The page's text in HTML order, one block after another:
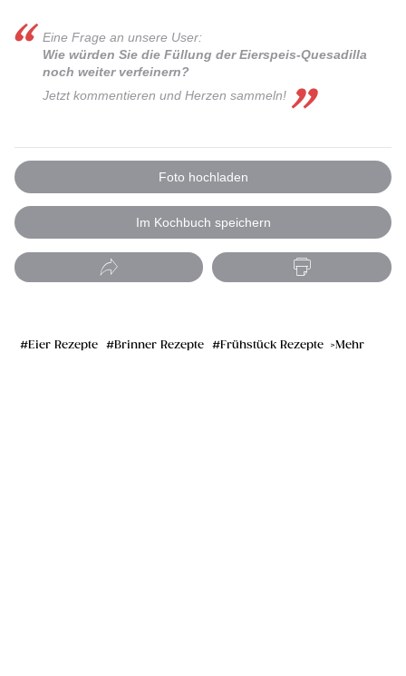
Eine Frage an unsere User:
Wie würden Sie die Füllung der Eierspeis-Quesadilla
noch weiter verfeinern?
Jetzt kommentieren und Herzen sammeln!
Foto hochladen
Im Kochbuch speichern
Eier Rezepte Brinner Rezepte Frühstück Rezepte Mehr